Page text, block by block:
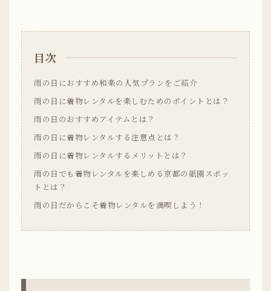
目次
雨の日におすすめ和楽の人気プランをご紹介
雨の日に着物レンタルを楽しむためのポイントとは？
雨の日のおすすめアイテムとは？
雨の日に着物レンタルする注意点とは？
雨の日に着物レンタルするメリットとは？
雨の日でも着物レンタルを楽しめる京都の祇園スポッ
トとは？
雨の日だからこそ着物レンタルを満喫しよう！